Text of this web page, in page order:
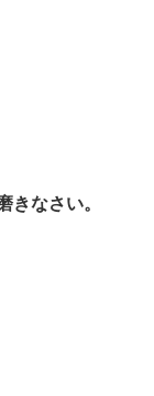
きなさい。